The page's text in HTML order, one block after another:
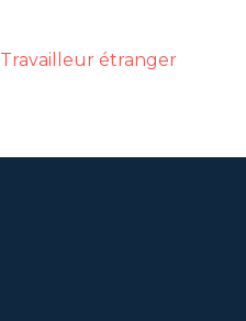
Travailleur étranger